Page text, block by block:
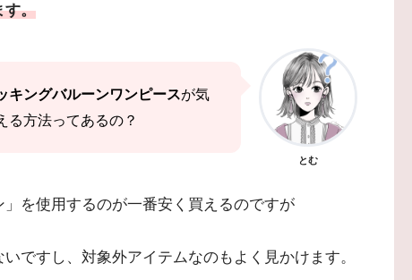
す。
キングバルーンワンピースが気
る方法ってあるの？
とむ
を使用するのが一番安く買えるのですが
ですし、対象外アイテムなのもよく見かけます。